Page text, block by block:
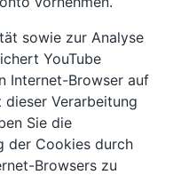
sowie zur Analyse
YouTube
Internet-Browser auf
dieser Verarbeitung
Sie die
der Cookies durch
Browsers zu